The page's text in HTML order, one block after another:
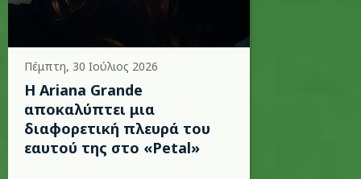
Πέμπτη, 30 Ιούλιος 2026
Η Ariana Grande
αποκαλύπτει μια
διαφορετική πλευρά του
εαυτού της στο «Petal»